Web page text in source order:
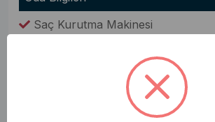
Saç Kurutma Makinesi